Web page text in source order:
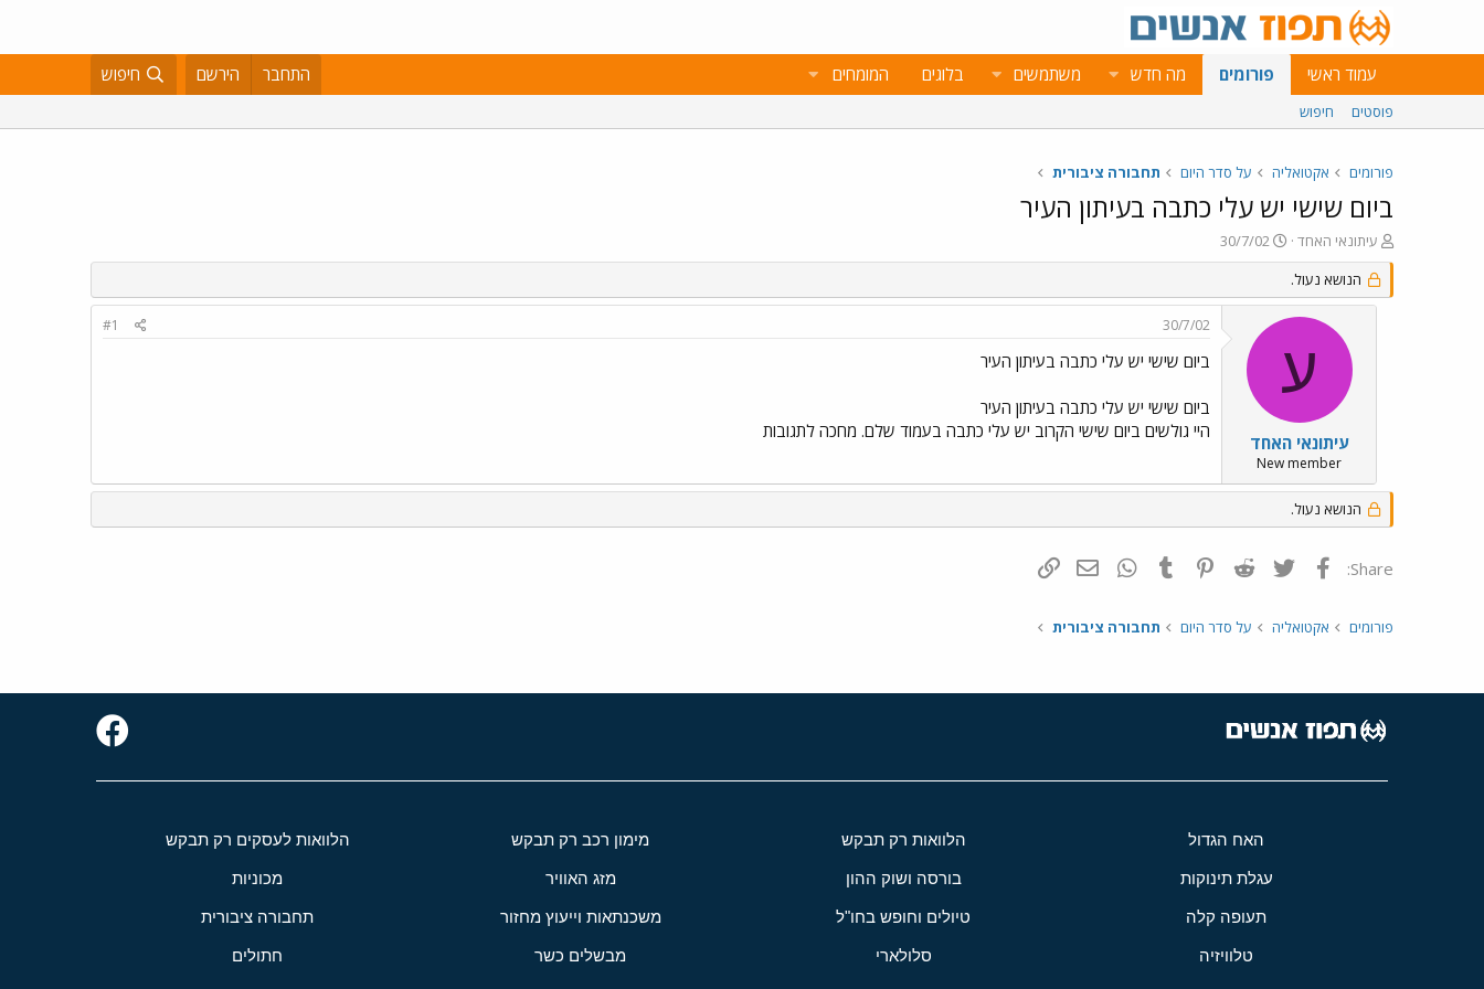
עמוד ראשי פורומים מה חדש משתמשים בלוגים המומחים התחבר הירשם חיפוש
פוסטים חיפוש
פורומים אקטואליה על סדר היום תחבורה ציבורית
ביום שישי יש עלי כתבה בעיתון העיר
פ
ו
ת
ח
עיתונאי האחד
פ
ו
ס
י
ך
30/7/02
הנושא נעול.
ע
עיתונאי האחד
New member
30/7/02
#1
ביום שישי יש עלי כתבה בעיתון העיר
ביום שישי יש עלי כתבה בעיתון העיר
היי גולשים ביום שישי הקרוב יש עלי כתבה בעמוד שלם. מחכה לתגובות
הנושא נעול.
Share: פייסבוק Twitter
Reddit
Pinterest
Tumblr
WhatsAppדואר אלקטרוני
פורומים אקטואליה על סדר היום תחבורה ציבורית
האח הגדול הלוואות רק תבקש מימון רכב רק תבקש הלוואות לעסקים רק תבקש
עגלת תינוקות בורסה ושוק ההון מזג האוויר מכוניות
תעופה קלה טיולים וחופש בחו"ל משכנתאות וייעוץ מחזור תחבורה ציבורית
טלוויזיה סלולארי מבשלים כשר חתולים